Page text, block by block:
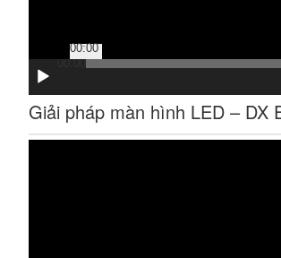
00:00
00:00
Giải pháp màn hình LED – DX